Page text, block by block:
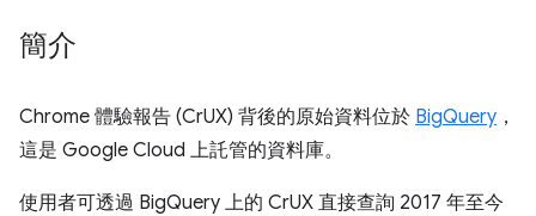
簡介
Chrome 體驗報告 (CrUX) 背後的原始資料位於 BigQuery ，
這是 Google Cloud 上託管的資料庫。
使用者可透過 BigQuery 上的 CrUX 直接查詢 2017 年至今